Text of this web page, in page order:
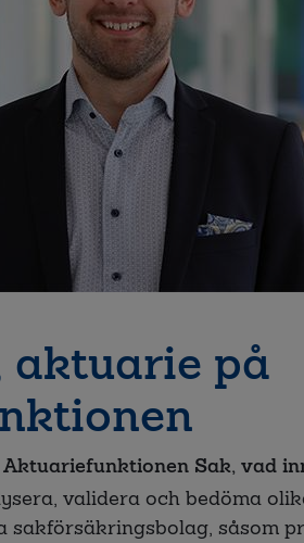
aktuarie på
Sak, vad
validera och bedöma
sakförsäkringsbolag, såsom